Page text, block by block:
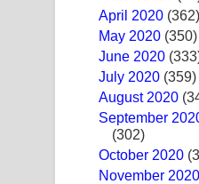
Ras
Hoda
Awanken
Pa Sina
April 2020 (362)
May 2020 (350)
June 2020
July 2020 (359)
August 2020
September
(302)
October 2020
November 2020